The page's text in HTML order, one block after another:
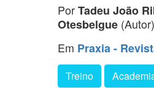
PorTadeu João
Otesbelgue
Em Praxia -
Treino